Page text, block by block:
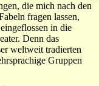
die mich nach den
fragen lassen,
in die
Denn das
weltweit tradierten
Gruppen